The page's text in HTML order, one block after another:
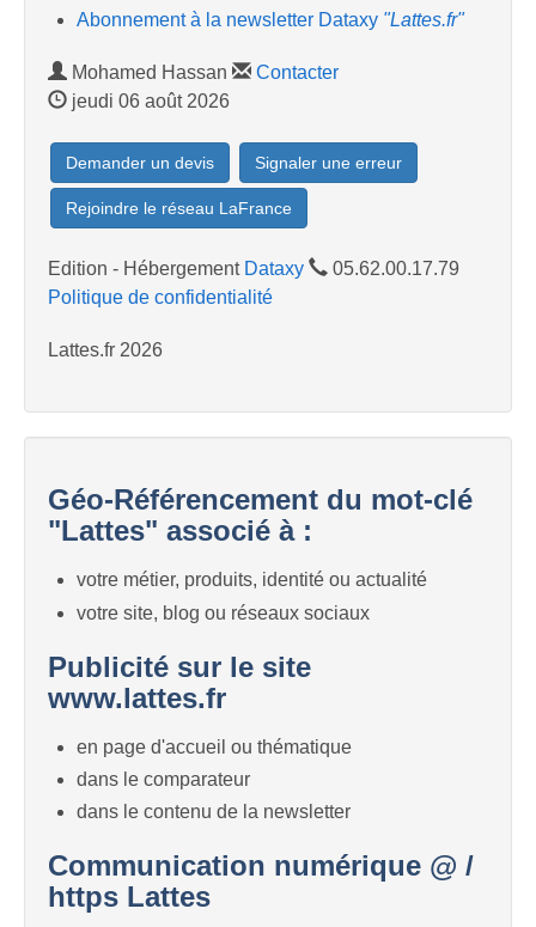
Abonnement à la newsletter Dataxy "Lattes.fr"
Mohamed Hassan
Contacter
jeudi 06 août 2026
Demander un devis Signaler une erreur
Rejoindre le réseau LaFrance
Edition - Hébergement Dataxy
05.62.00.17.79
Politique de confidentialité
Lattes.fr 2026
Géo-Référencement du mot-clé
"Lattes" associé à :
votre métier, produits, identité ou actualité
votre site, blog ou réseaux sociaux
Publicité sur le site
www.lattes.fr
en page d'accueil ou thématique
dans le comparateur
dans le contenu de la newsletter
Communication numérique @ /
https Lattes